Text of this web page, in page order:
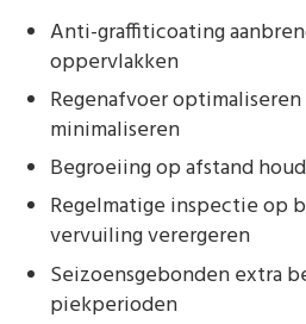
Anti-graffiticoating
oppervlakken
Regenafvoer
minimaliseren
Begroeiing op afstand
Regelmatige inspectie op
vervuiling verergeren
Seizoensgebonden extra
piekperioden